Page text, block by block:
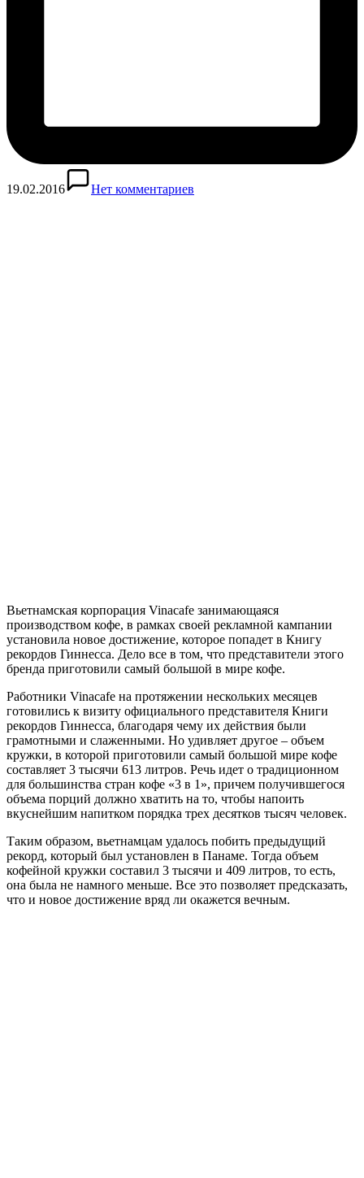
19.02.2016 Нет комментариев
Вьетнамская корпорация Vinacafe занимающаяся
производством кофе, в рамках своей рекламной кампании
установила новое достижение, которое попадет в Книгу
рекордов Гиннесса. Дело все в том, что представители этого
бренда приготовили самый большой в мире кофе.
Работники Vinacafe на протяжении нескольких месяцев
готовились к визиту официального представителя Книги
рекордов Гиннесса, благодаря чему их действия были
грамотными и слаженными. Но удивляет другое – объем
кружки, в которой приготовили самый большой мире кофе
составляет 3 тысячи 613 литров. Речь идет о традиционном
для большинства стран кофе «3 в 1», причем получившегося
объема порций должно хватить на то, чтобы напоить
вкуснейшим напитком порядка трех десятков тысяч человек.
Таким образом, вьетнамцам удалось побить предыдущий
рекорд, который был установлен в Панаме. Тогда объем
кофейной кружки составил 3 тысячи и 409 литров, то есть,
она была не намного меньше. Все это позволяет предсказать,
что и новое достижение вряд ли окажется вечным.